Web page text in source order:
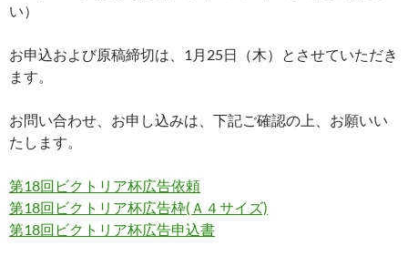
い）
お申込および原稿締切は、1月25日（木）とさせていただき
ます。
お問い合わせ、お申し込みは、下記ご確認の上、お願いい
たします。
第18回ビクトリア杯広告依頼
第18回ビクトリア杯広告枠(Ａ４サイズ)
第18回ビクトリア杯広告申込書